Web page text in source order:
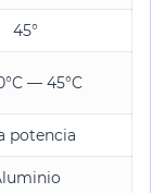
45°
— 45°C
potencia